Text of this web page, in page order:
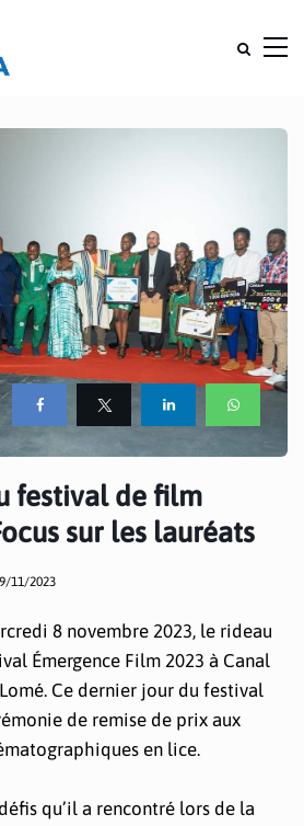
festival de film
sur les lauréats
11/2023
8 novembre 2023, le rideau
Émergence Film 2023 à Canal
Ce dernier jour du festival
de remise de prix aux
en lice.
qu’il a rencontré lors de la